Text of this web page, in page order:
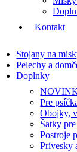
Kontakt
Stojany na
Pelechy a
Doplnky
Pre
Obojky,
Šatky
Postroje
Prívesky